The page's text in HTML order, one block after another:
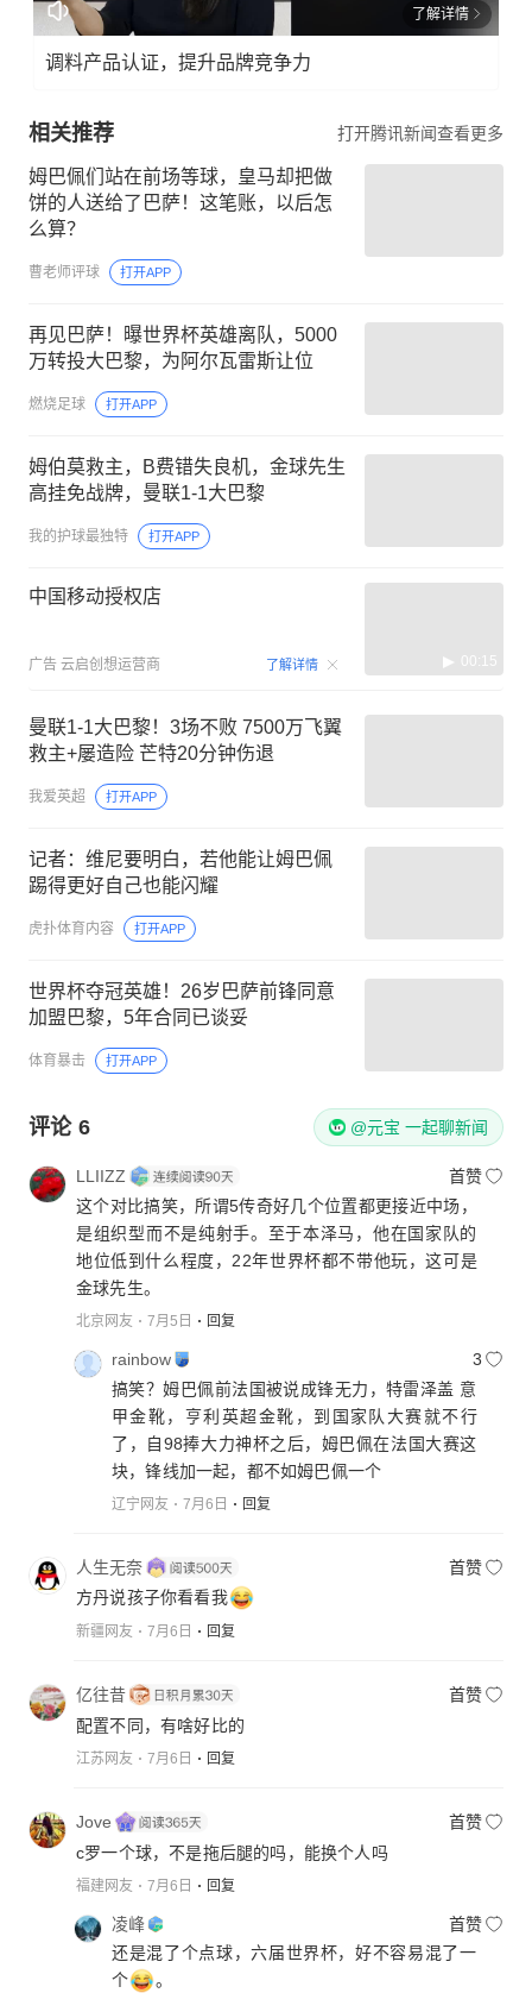
了解详情
调料产品认证，提升品牌竞争力
相关推荐 打开腾讯新闻查看更多
姆巴佩们站在前场等球，皇马却把做
饼的人送给了巴萨！这笔账，以后怎
么算？
曹老师评球 打开APP
再见巴萨！曝世界杯英雄离队，5000
万转投大巴黎，为阿尔瓦雷斯让位
燃烧足球 打开APP
姆伯莫救主，B费错失良机，金球先生
高挂免战牌，曼联1-1大巴黎
我的护球最独特 打开APP
中国移动授权店
广告 云启创想运营商 了解详情 00:15
曼联1-1大巴黎！3场不败 7500万飞翼
救主+屡造险 芒特20分钟伤退
我爱英超 打开APP
记者：维尼要明白，若他能让姆巴佩
踢得更好自己也能闪耀
虎扑体育内容 打开APP
世界杯夺冠英雄！26岁巴萨前锋同意
加盟巴黎，5年合同已谈妥
体育暴击 打开APP
评论 6 @元宝 一起聊新闻
LLIIZZ
首赞
这个对比搞笑，所谓5传奇好几个位置都更接近中场，
是组织型而不是纯射手。至于本泽马，他在国家队的
地位低到什么程度，22年世界杯都不带他玩，这可是
金球先生。
北京网友 7月5日 回复
rainbow
3
搞笑？姆巴佩前法国被说成锋无力，特雷泽盖 意
甲金靴，亨利英超金靴，到国家队大赛就不行
了，自98捧大力神杯之后，姆巴佩在法国大赛这
块，锋线加一起，都不如姆巴佩一个
辽宁网友 7月6日 回复
人生无奈
首赞
方丹说孩子你看看我
新疆网友 7月6日 回复
亿往昔
首赞
配置不同，有啥好比的
江苏网友 7月6日 回复
Jove
首赞
c罗一个球，不是拖后腿的吗，能换个人吗
福建网友 7月6日 回复
凌峰
首赞
还是混了个点球，六届世界杯，好不容易混了一
个
。